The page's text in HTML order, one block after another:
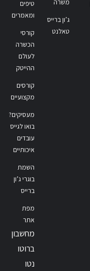
משרה
ג’ון ברייס
טאלנט
טיפים
ומאמרים
קורסי
הכשרה
לעולם
ההייטק
קורסים
מקצועיים
מעסיקים?
בואו לגייס
עובדים
איכותיים
השמת
בוגרי ג’ון
ברייס
מפת
אתר
מחשבון
ברוטו
נטו